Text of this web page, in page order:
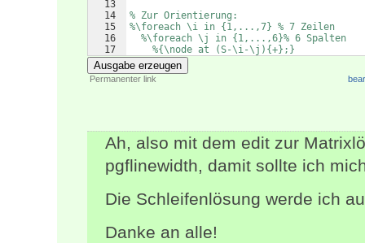
13
14
15
16
17
% Zur Orientierung:
%\foreach \i in {1,...,7} % 7 Zeilen
%\foreach \j in {1,...,6}% 6 Spalten
%{\node at (S-\i-\j){+};}
Ausgabe erzeugen
Permanenter link
Ah, also mit dem edit zur
pgflinewidth, damit sollte ich
Die Schleifenlösung werde ich
Danke an alle!